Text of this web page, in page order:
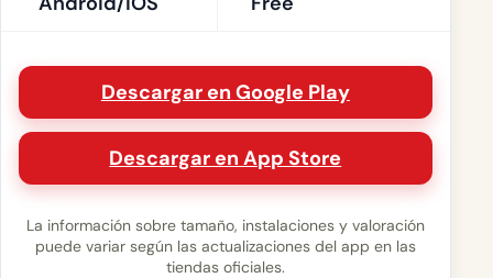
Descargar en Google Play
Descargar en App Store
La información sobre tamaño, instalaciones y valoración
puede variar según las actualizaciones del app en las
tiendas oficiales.